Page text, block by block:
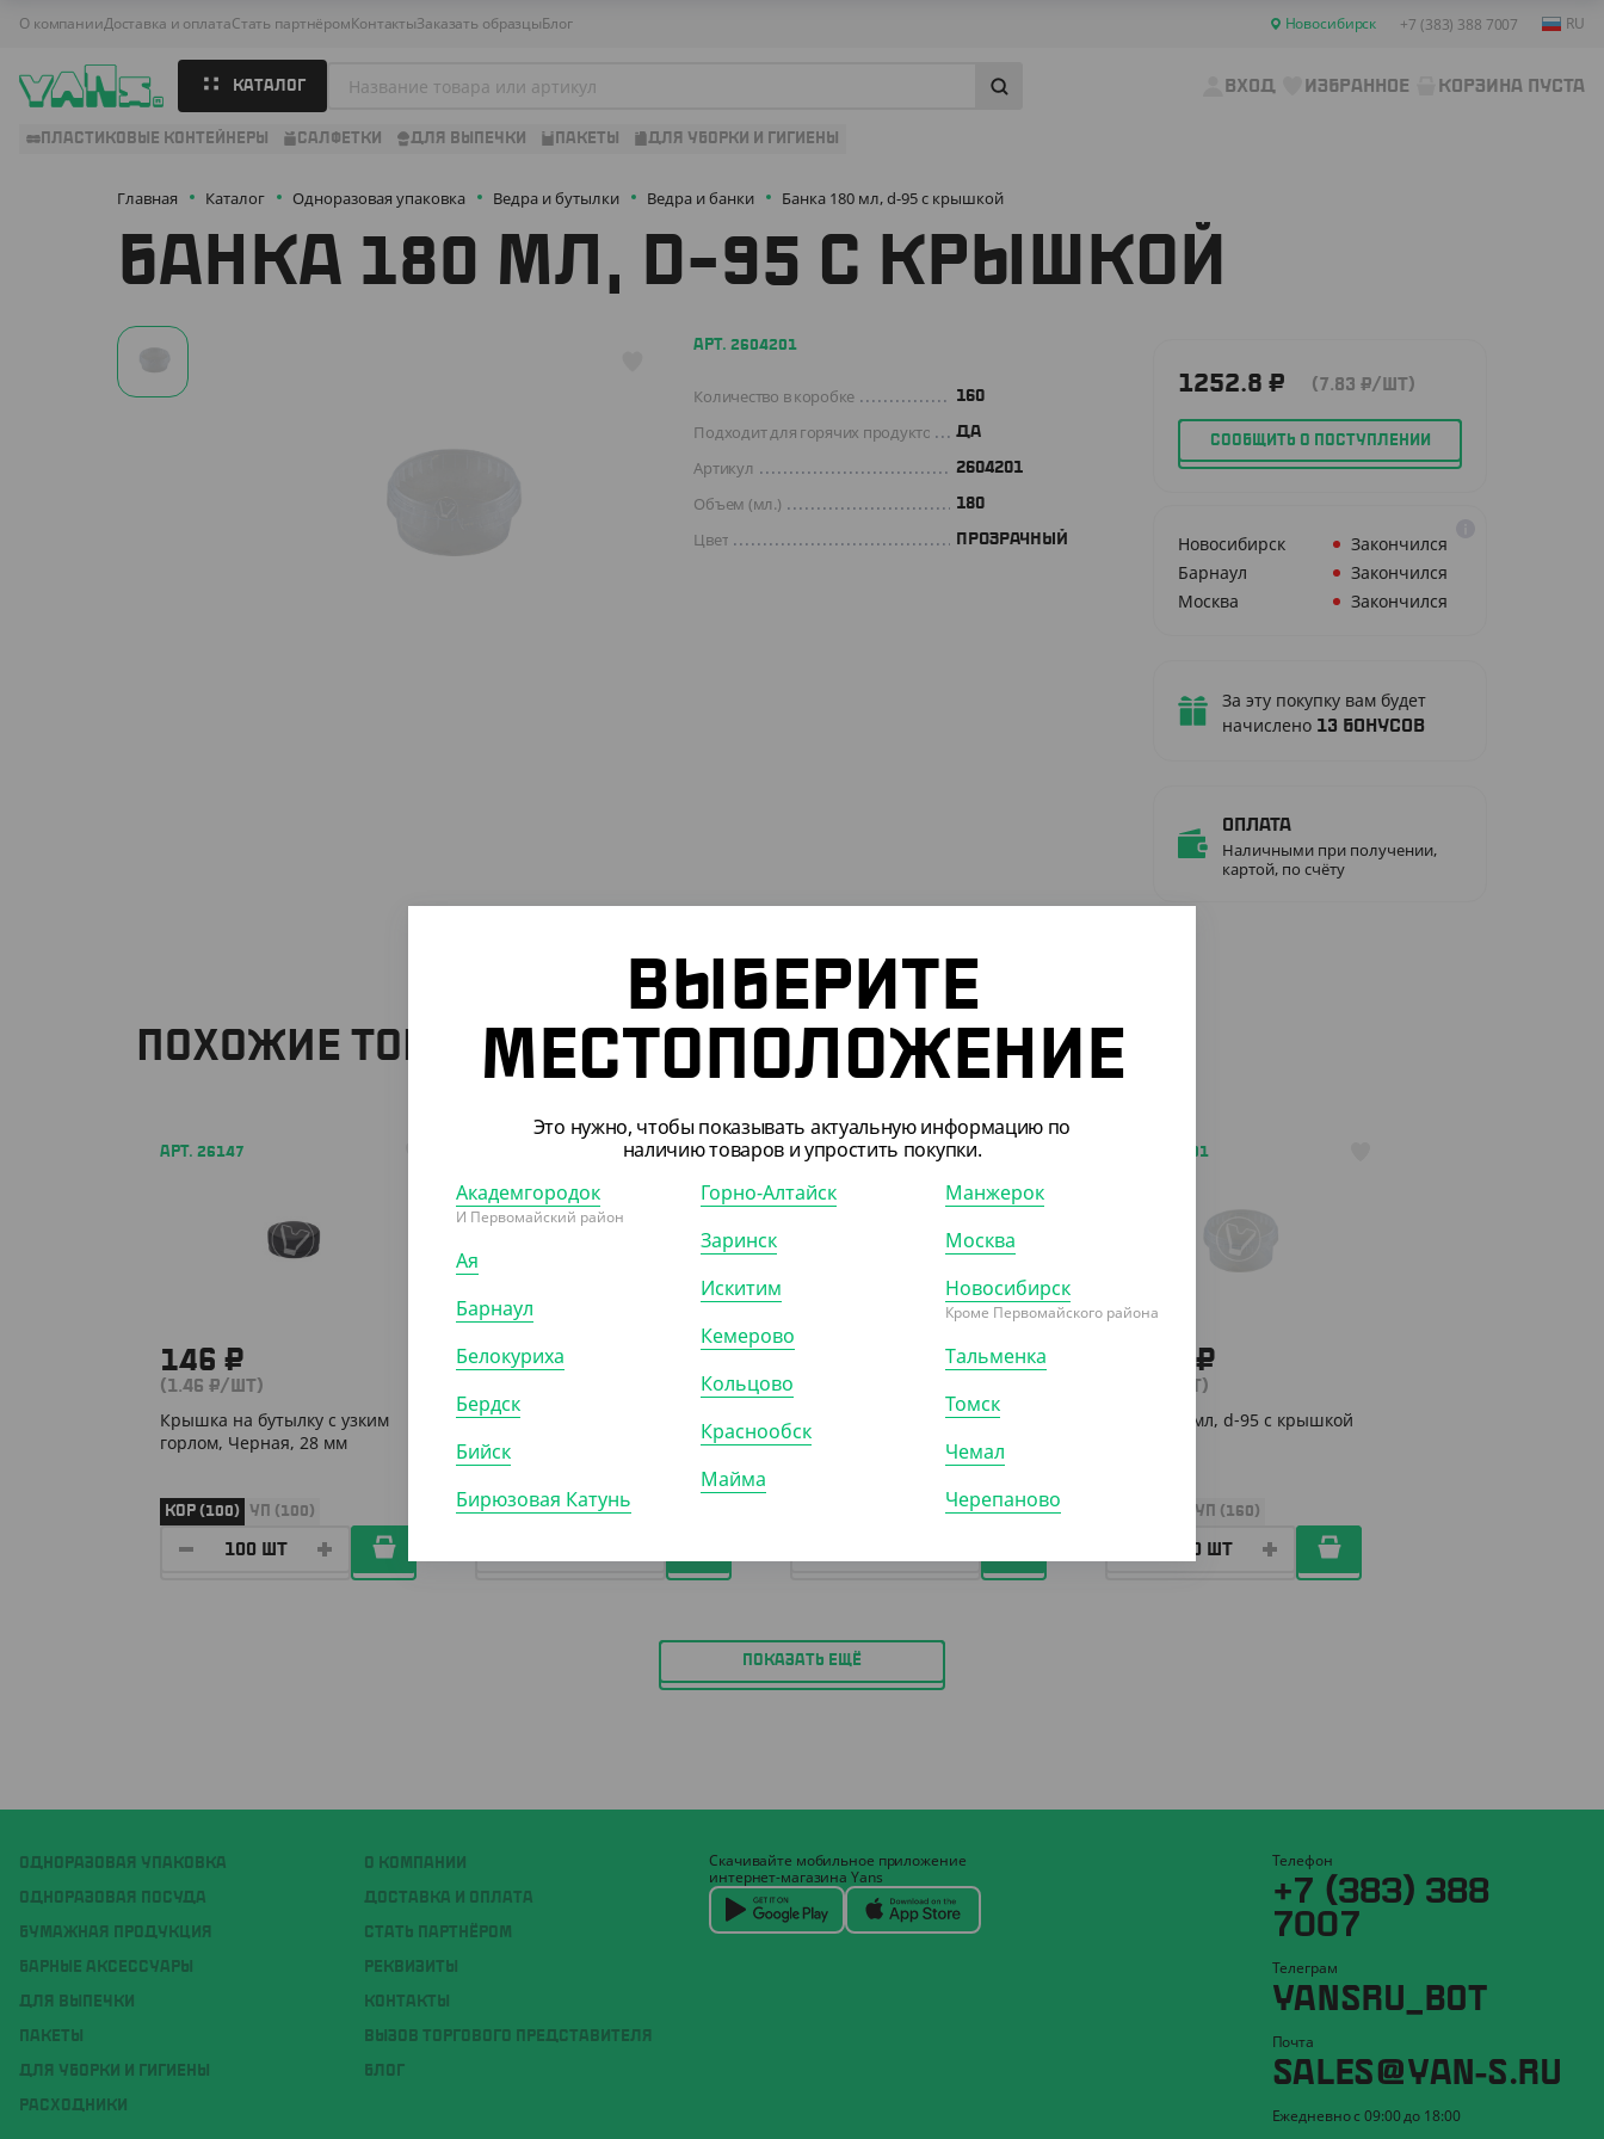
О компанииДоставка и оплатаСтать партнёромКонтактыЗаказать образцыБлог Новосибирск +7 (383) 388 7007 RU
КАТАЛОГ ВХОД ИЗБРАННОЕ КОРЗИНА ПУСТА
ПЛАСТИКОВЫЕ КОНТЕЙНЕРЫ САЛФЕТКИ ДЛЯ ВЫПЕЧКИ ПАКЕТЫ ДЛЯ УБОРКИ И ГИГИЕНЫ
Главная Каталог Одноразовая упаковка Ведра и бутылки Ведра и банки Банка 180 мл, d-95 с крышкой
БАНКА 180 МЛ, D-95 С КРЫШКОЙ
1252.8 ₽ (7.83 ₽/ШТ)
СООБЩИТЬ О ПОСТУПЛЕНИИ
Новосибирск
Закончился
Барнаул
Закончился
Москва
Закончился
За эту покупку вам будет
начислено 13 бонусов
Оплата
Наличными при получении,
картой, по счёту
АРТ. 2604201
Количество в коробке 160
Подходит для горячих продуктов ДА
Артикул 2604201
Объем (мл.) 180
Цвет ПРОЗРАЧНЫЙ
ПОХОЖИЕ ТОВАРЫ
АРТ. 26147
146 ₽
(1.46 ₽/ШТ)
Крышка на бутылку с узким
горлом, Черная, 28 мм
КОР (100) УП (100)
112.80 ₽
Банка 180 мл, d-95
УП (20) КОР (400)
АРТ. 26051
2 315.25 ₽
(10.29 ₽/ШТ)
Банка 385 мл, d-122 с крышкой,
прозрачная
АРТ. 2604301
1 272 ₽
(7.95 ₽/ШТ)
Банка 210 мл, d-95 с крышкой
УП (160)
ПОКАЗАТЬ ЕЩЁ
ОДНОРАЗОВАЯ УПАКОВКА
ОДНОРАЗОВАЯ ПОСУДА
БУМАЖНАЯ ПРОДУКЦИЯ
БАРНЫЕ АКСЕССУАРЫ
ДЛЯ ВЫПЕЧКИ
ПАКЕТЫ
ДЛЯ УБОРКИ И ГИГИЕНЫ
РАСХОДНИКИ
О КОМПАНИИ
ДОСТАВКА И ОПЛАТА
СТАТЬ ПАРТНЁРОМ
РЕКВИЗИТЫ
КОНТАКТЫ
ВЫЗОВ ТОРГОВОГО ПРЕДСТАВИТЕЛЯ
БЛОГ
Скачивайте мобильное приложение
интернет-магазина Yans
Телефон
+7 (383) 388
7007
Телеграм
YANSRU_BOT
Почта
SALES@YAN-S.RU
Ежедневно с 09:00 до 18:00
ВЫБЕРИТЕ
МЕСТОПОЛОЖЕНИЕ
Это нужно, чтобы показывать актуальную информацию по
наличию товаров и упростить покупки.
Академгородок
И Первомайский район
Ая
Барнаул
Белокуриха
Бердск
Бийск
Бирюзовая Катунь
Горно-Алтайск
Заринск
Искитим
Кемерово
Кольцово
Краснообск
Майма
Манжерок
Москва
Новосибирск
Кроме Первомайского района
Тальменка
Томск
Чемал
Черепаново